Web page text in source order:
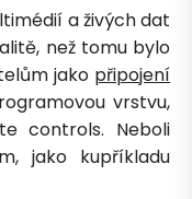
a živých dat
než tomu bylo
jako připojení
vrstvu,
controls. Neboli
jako kupříkladu